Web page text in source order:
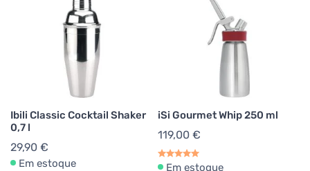
Ibili Classic Cocktail Shaker
0,7 l
29,90 €
Em estoque
iSi Gourmet Whip 250 ml
119,00 €
Em estoque